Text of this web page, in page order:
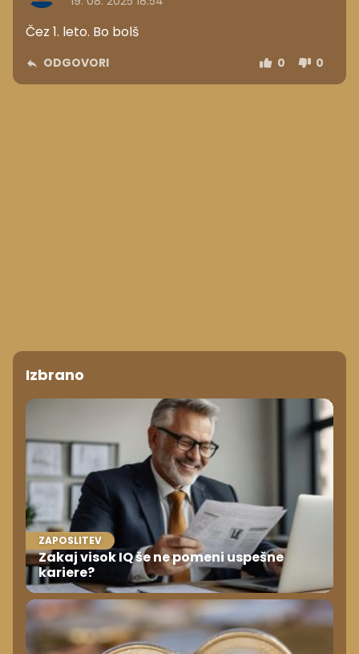
Čez 1. leto. Bo bolš
ODGOVORI 0 0
Izbrano
ZAPOSLITEV
Zakaj visok IQ še ne pomeni uspešne
kariere?